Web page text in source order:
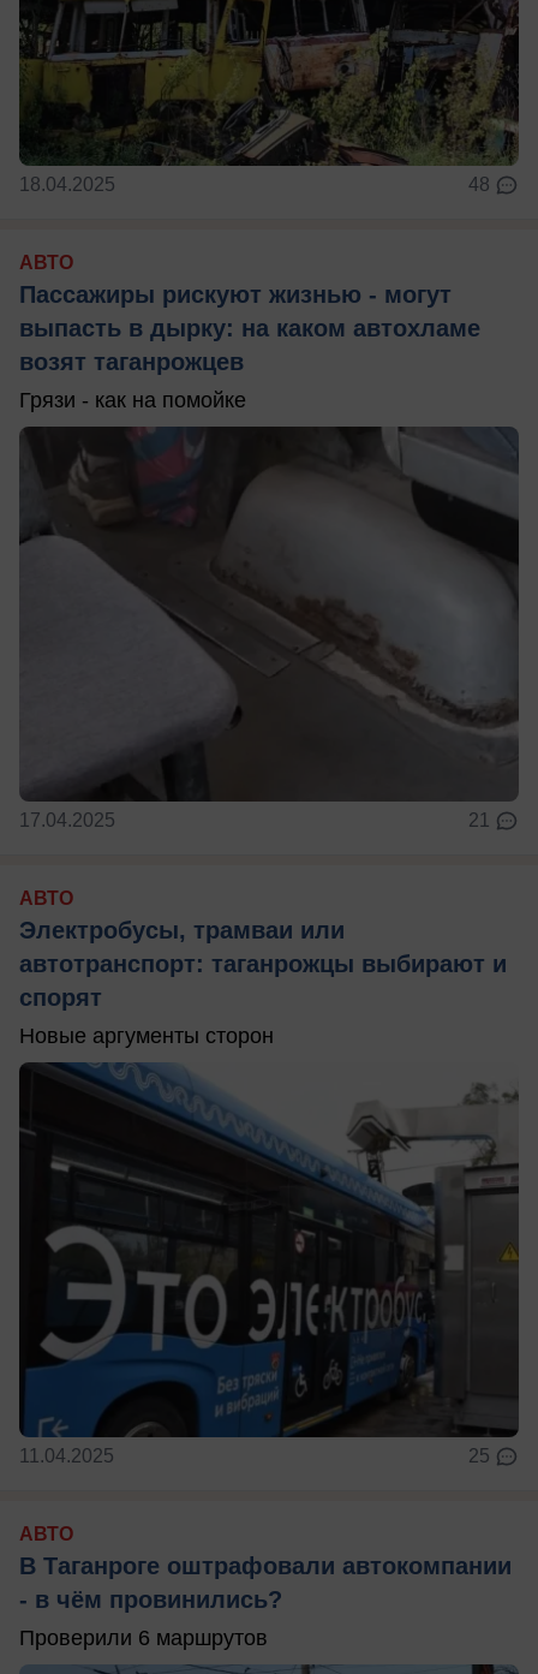
18.04.2025 48
АВТО
Пассажиры рискуют жизнью - могут
выпасть в дырку: на каком автохламе
возят таганрожцев
Грязи - как на помойке
17.04.2025 21
АВТО
Электробусы, трамваи или
автотранспорт: таганрожцы выбирают и
спорят
Новые аргументы сторон
11.04.2025 25
АВТО
В Таганроге оштрафовали автокомпании
- в чём провинились?
Проверили 6 маршрутов